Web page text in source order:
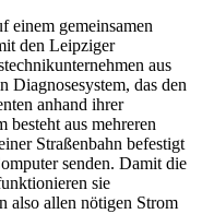
einem gemeinsamen
den Leipziger
aus
das den
anhand ihrer
besteht aus mehreren
Straßenbahn befestigt
senden. Damit die
sie
also allen nötigen Strom